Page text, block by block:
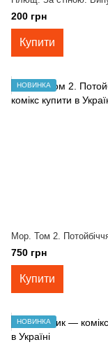
200 грн
Купити
НОВИНКА
Мор. Том 2.
750 грн
Купити
НОВИНКА